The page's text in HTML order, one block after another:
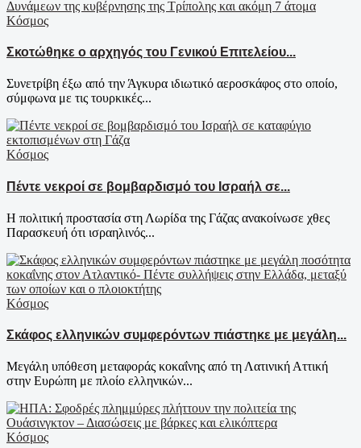
Κόσμος
Σκοτώθηκε ο αρχηγός του Γενικού Επιτελείου...
Συνετρίβη έξω από την Άγκυρα ιδιωτικό αεροσκάφος στο οποίο,
σύμφωνα με τις τουρκικές...
Κόσμος
Πέντε νεκροί σε βομβαρδισμό του Ισραήλ σε...
Η πολιτική προστασία στη Λωρίδα της Γάζας ανακοίνωσε χθες
Παρασκευή ότι ισραηλινός...
Κόσμος
Σκάφος ελληνικών συμφερόντων πιάστηκε με μεγάλη...
Μεγάλη υπόθεση μεταφοράς κοκαΐνης από τη Λατινική Αττική
στην Ευρώπη με πλοίο ελληνικών...
Κόσμος